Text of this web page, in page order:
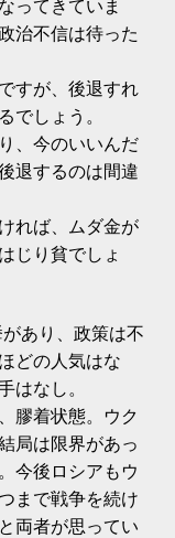
ってきていま
治不信は待った
すが、後退すれ
でしょう。
、今のいいんだ
退するのは間違
れば、ムダ金が
じり貧でしょ
あり、政策は不
どの人気はな
はなし。
膠着状態。ウク
局は限界があっ
今後ロシアもウ
まで戦争を続け
両者が思ってい